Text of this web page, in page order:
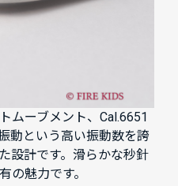
ムーブメント、Cal.6651
動という高い振動数を誇
設計です。滑らかな秒針
の魅力です。